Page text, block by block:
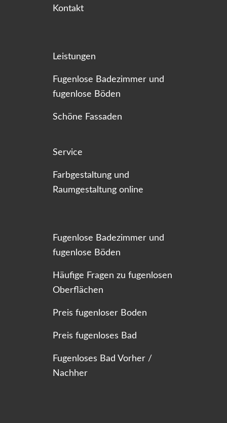
Kontakt
Leistungen
Fugenlose Badezimmer und
fugenlose Böden
Schöne Fassaden
Service
Farbgestaltung und
Raumgestaltung online
Fugenlose Badezimmer und
fugenlose Böden
Häufige Fragen zu fugenlosen
Oberflächen
Preis fugenloser Boden
Preis fugenloses Bad
Fugenloses Bad Vorher /
Nachher